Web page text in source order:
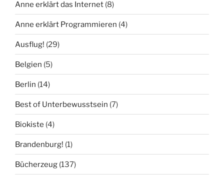
Anne erklärt das Internet (8)
Anne erklärt Programmieren (4)
Ausflug! (29)
Belgien (5)
Berlin (14)
Best of Unterbewusstsein (7)
Biokiste (4)
Brandenburg! (1)
Bücherzeug (137)